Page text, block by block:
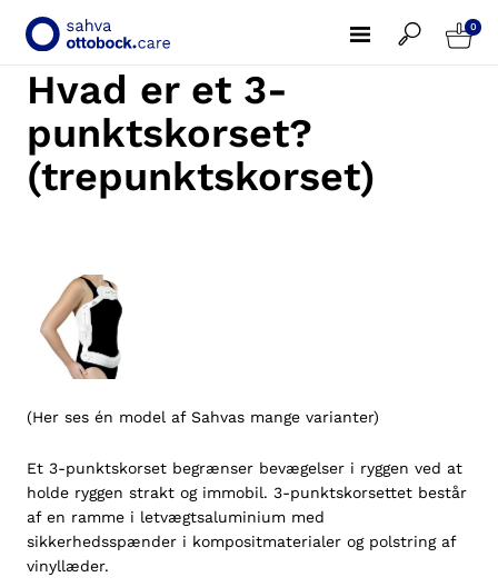
0
Hvad er et 3-
punktskorset?
(trepunktskorset)
(Her ses én model af Sahvas mange varianter)
Et 3-punktskorset begrænser bevægelser i ryggen ved at
holde ryggen strakt og immobil. 3-punktskorsettet består
af en ramme i letvægtsaluminium med
sikkerhedsspænder i kompositmaterialer og polstring af
vinyllæder.